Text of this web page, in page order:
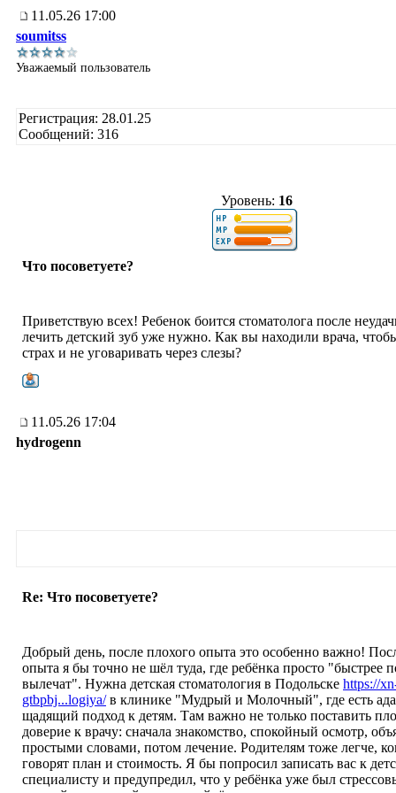
11.05.26 17:00
soumitss
Уважаемый пользователь
Регистрация: 28.01.25
Сообщений: 316
Уровень: 16
Что посоветуете?
Приветствую всех! Ребенок боится стоматолога после
лечить детский зуб уже нужно. Как вы находили врача,
страх и не уговаривать через слезы?
11.05.26 17:04
hydrogenn
Re: Что посоветуете?
Добрый день, после плохого опыта это особенно важно!
опыта я бы точно не шёл туда, где ребёнка просто "быстрее
вылечат". Нужна детская стоматология в Подольске https://
gtbpbj...logiya/в клинике "Мудрый и Молочный", где есть
щадящий подход к детям. Там важно не только поставить
доверие к врачу: сначала знакомство, спокойный осмотр,
простыми словами, потом лечение. Родителям тоже легче,
говорят план и стоимость. Я бы попросил записать вас к
специалисту и предупредил, что у ребёнка уже был